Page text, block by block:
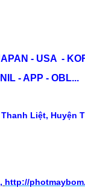
- USA -
- APP - OBL...
Liệt, Huyện
, http://